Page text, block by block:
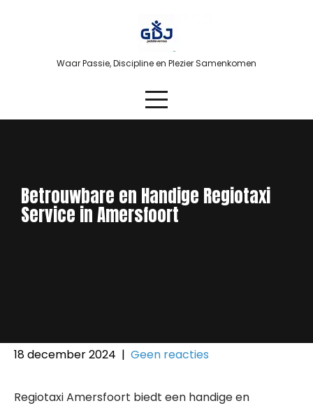
Waar Passie, Discipline en Plezier Samenkomen
Betrouwbare en Handige Regiotaxi
Service in Amersfoort
18 december 2024 | Geen reacties
Regiotaxi Amersfoort biedt een handige en